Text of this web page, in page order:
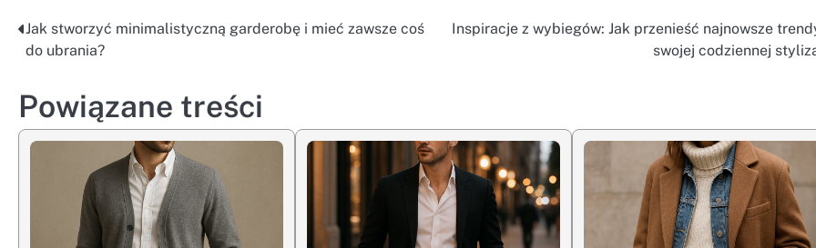
Nawigacja
Jak stworzyć minimalistyczną garderobę i mieć zawsze coś
do ubrania?
Inspiracje z wybiegów: Jak przenieść najnowsze
swojej codziennej
Powiązane treści